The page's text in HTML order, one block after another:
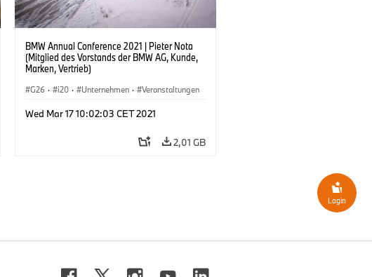
BMW Annual Conference 2021 | Pieter Nota
(Mitglied des Vorstands der BMW AG, Kunde,
Marken, Vertrieb)
G26 · i20 · Unternehmen ·
Veranstaltungen
Wed Mar 17 10:02:03 CET 2021
2,01 GB
Login